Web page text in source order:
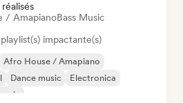
/ AmapianoBass Music
impactante(s)
Afro House / Amapiano
Dance music
Electronica